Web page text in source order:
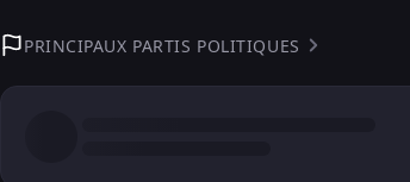
PRINCIPAUX PARTIS POLITIQUES